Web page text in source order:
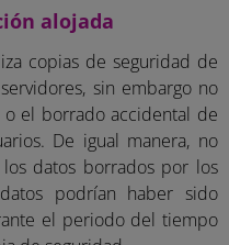
alojada
copias de seguridad de
sin embargo no
el borrado accidental de
De igual manera, no
datos borrados por los
podrían haber sido
el periodo del tiempo